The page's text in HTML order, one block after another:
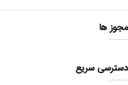
مجوز ها
دسترسی سریع